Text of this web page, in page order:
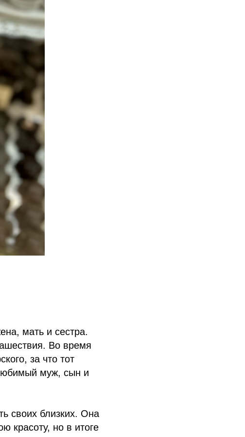
мать и сестра.
Во время
за что тот
муж, сын и
своих близких. Она
красоту, но в итоге